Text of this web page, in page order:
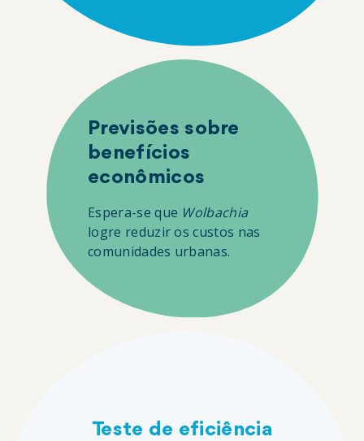
Previsões sobre
benefícios
econômicos
Espera-se que Wolbachia
logre reduzir os custos nas
comunidades urbanas.
Teste de eficiência